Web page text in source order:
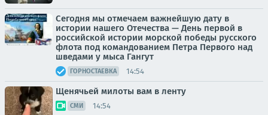
Сегодня мы отмечаем важнейшую дату в
истории нашего Отечества — День первой в
российской истории морской победы русского
флота под командованием Петра Первого над
шведами у мыса Гангут
ГОРНОСТАЕВКА 14:54
Щенячьей милоты вам в ленту
СМИ 14:54